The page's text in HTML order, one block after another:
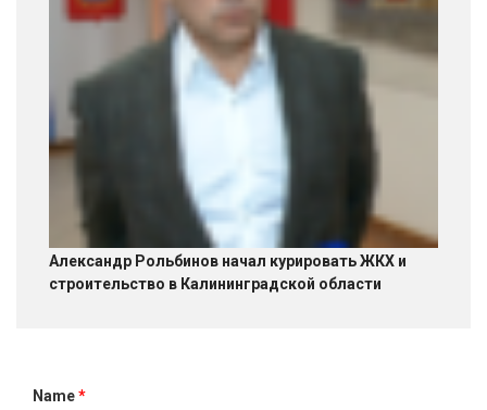
Александр Рольбинов начал курировать ЖКХ и
строительство в Калининградской области
Name*